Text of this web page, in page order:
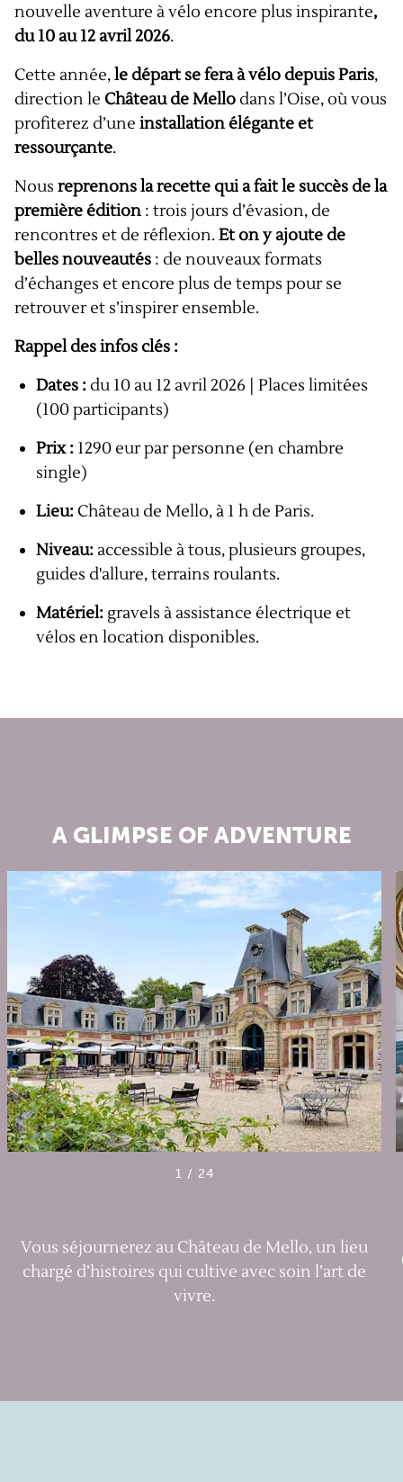
nouvelle aventure à vélo encore plus inspirante,
du 10 au 12 avril 2026.
Cette année,le départ se fera à vélo depuis Paris,
direction le Château de Mello dans l’Oise, où vous
profiterez d’une installation élégante et
ressourçante.
Nous reprenons la recette qui a fait le succès de la
première édition : trois jours d’évasion, de
rencontres et de réflexion.Et on y ajoute de
belles nouveautés : de nouveaux formats
d’échanges et encore plus de temps pour se
retrouver et s’inspirer ensemble.
Rappel des infos clés :
Dates : du 10 au 12 avril 2026 | Places limitées
(100 participants)
Prix : 1290 eur par personne (en chambre
single)
Lieu: Château de Mello, à 1 h de Paris.
Niveau: accessible à tous, plusieurs groupes,
guides d'allure, terrains roulants.
Matériel: gravels à assistance électrique et
vélos en location disponibles.
A GLIMPSE OF ADVENTURE
1 / 24
Vous séjournerez au Château de Mello, un lieu
chargé d’histoires qui cultive avec soin l’art de
vivre.